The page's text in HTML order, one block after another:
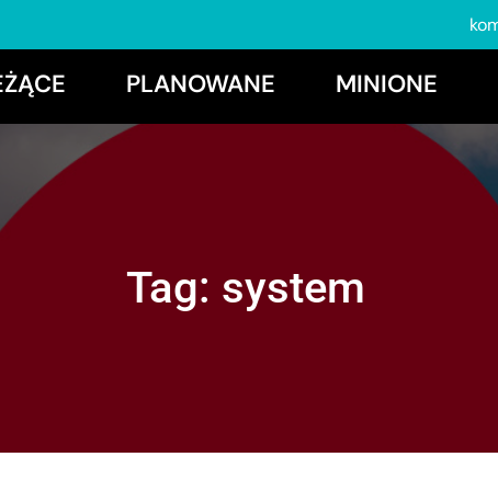
PLANOWANE MINIONE
Tag: system